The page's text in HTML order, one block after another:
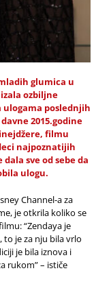
glumica u
ozbiljne
ulogama poslednjih
2015.godine
filmu
najpoznatijih
sve od sebe da
ulogu.
Channel-a za
je otkrila koliko se
“Zendaya je
to je za nju bila vrlo
je bila iznova i
rukom” – ističe